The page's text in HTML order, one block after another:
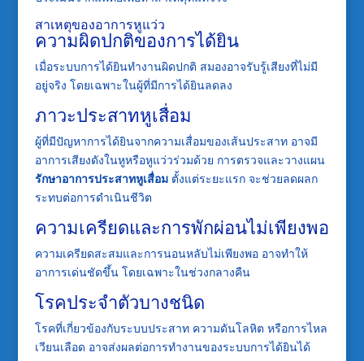
สาเหตุของอาการหูแว่ว
ความผิดปกติของการได้ยิน
เมื่อระบบการได้ยินทำงานผิดปกติ สมองอาจรับรู้เสียงที่ไม่มี
อยู่จริง โดยเฉพาะในผู้ที่มีการได้ยินลดลง
ภาวะประสาทหูเสื่อม
ผู้ที่มีปัญหาการได้ยินจากความเสื่อมของเส้นประสาท อาจมี
อาการเสียงดังในหูหรือหูแว่วร่วมด้วย การตรวจและวางแผน
รักษาอาการประสาทหูเสื่อมตั้งแต่ระยะแรก จะช่วยลดผลก
ระทบต่อการดำเนินชีวิต
ความเครียดและการพักผ่อนไม่เพียงพอ
ความเครียดสะสมและการนอนหลับไม่เพียงพอ อาจทำให้
อาการเด่นชัดขึ้น โดยเฉพาะในช่วงกลางคืน
โรคประจำตัวบางชนิด
โรคที่เกี่ยวข้องกับระบบประสาท ความดันโลหิต หรือการไหล
เวียนเลือด อาจส่งผลต่อการทำงานของระบบการได้ยินได้